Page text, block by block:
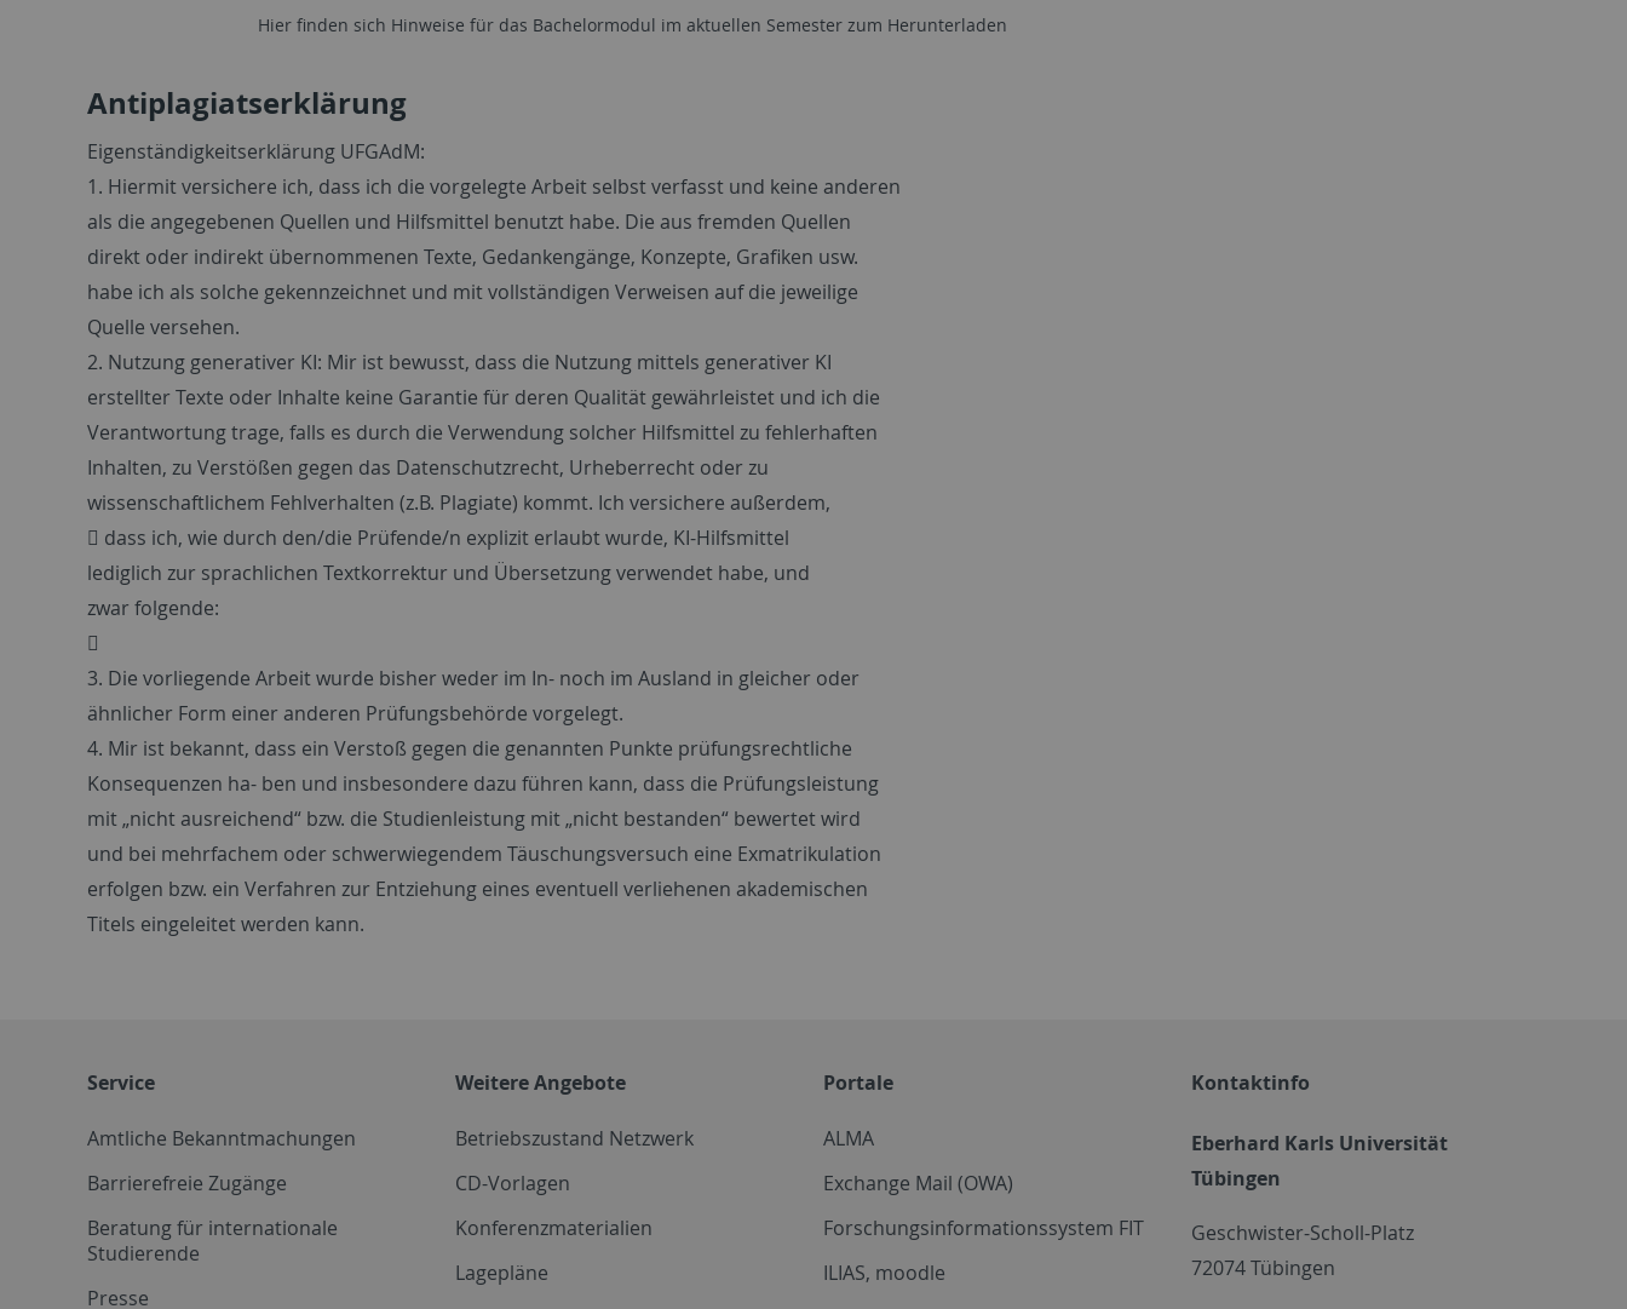
Hier finden sich Hinweise für das Bachelormodul im aktuellen Semester zum Herunterladen
Antiplagiatserklärung
Eigenständigkeitserklärung UFGAdM:
1. Hiermit versichere ich, dass ich die vorgelegte Arbeit selbst verfasst und keine anderen
als die angegebenen Quellen und Hilfsmittel benutzt habe. Die aus fremden Quellen
direkt oder indirekt übernommenen Texte, Gedankengänge, Konzepte, Grafiken usw.
habe ich als solche gekennzeichnet und mit vollständigen Verweisen auf die jeweilige
Quelle versehen.
2. Nutzung generativer KI: Mir ist bewusst, dass die Nutzung mittels generativer KI
erstellter Texte oder Inhalte keine Garantie für deren Qualität gewährleistet und ich die
Verantwortung trage, falls es durch die Verwendung solcher Hilfsmittel zu fehlerhaften
Inhalten, zu Verstößen gegen das Datenschutzrecht, Urheberrecht oder zu
wissenschaftlichem Fehlverhalten (z.B. Plagiate) kommt. Ich versichere außerdem,
 dass ich, wie durch den/die Prüfende/n explizit erlaubt wurde, KI-Hilfsmittel
lediglich zur sprachlichen Textkorrektur und Übersetzung verwendet habe, und
zwar folgende:

3. Die vorliegende Arbeit wurde bisher weder im In- noch im Ausland in gleicher oder
ähnlicher Form einer anderen Prüfungsbehörde vorgelegt.
4. Mir ist bekannt, dass ein Verstoß gegen die genannten Punkte prüfungsrechtliche
Konsequenzen ha- ben und insbesondere dazu führen kann, dass die Prüfungsleistung
mit „nicht ausreichend“ bzw. die Studienleistung mit „nicht bestanden“ bewertet wird
und bei mehrfachem oder schwerwiegendem Täuschungsversuch eine Exmatrikulation
erfolgen bzw. ein Verfahren zur Entziehung eines eventuell verliehenen akademischen
Titels eingeleitet werden kann.
Service
Amtliche Bekanntmachungen
Barrierefreie Zugänge
Beratung für internationale
Studierende
Presse
Weitere Angebote
Betriebszustand Netzwerk
CD-Vorlagen
Konferenzmaterialien
Lagepläne
Portale
ALMA
Exchange Mail (OWA)
Forschungsinformationssystem FIT
ILIAS, moodle
Kontaktinfo
Eberhard Karls Universität
Tübingen
Geschwister-Scholl-Platz
72074 Tübingen